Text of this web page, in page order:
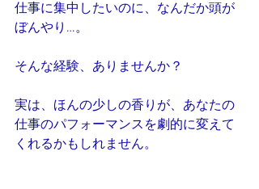
仕事に集中したいのに、なんだか頭が
ぼんやり…。
そんな経験、ありませんか？
実は、ほんの少しの香りが、あなたの
仕事のパフォーマンスを劇的に変えて
くれるかもしれません。